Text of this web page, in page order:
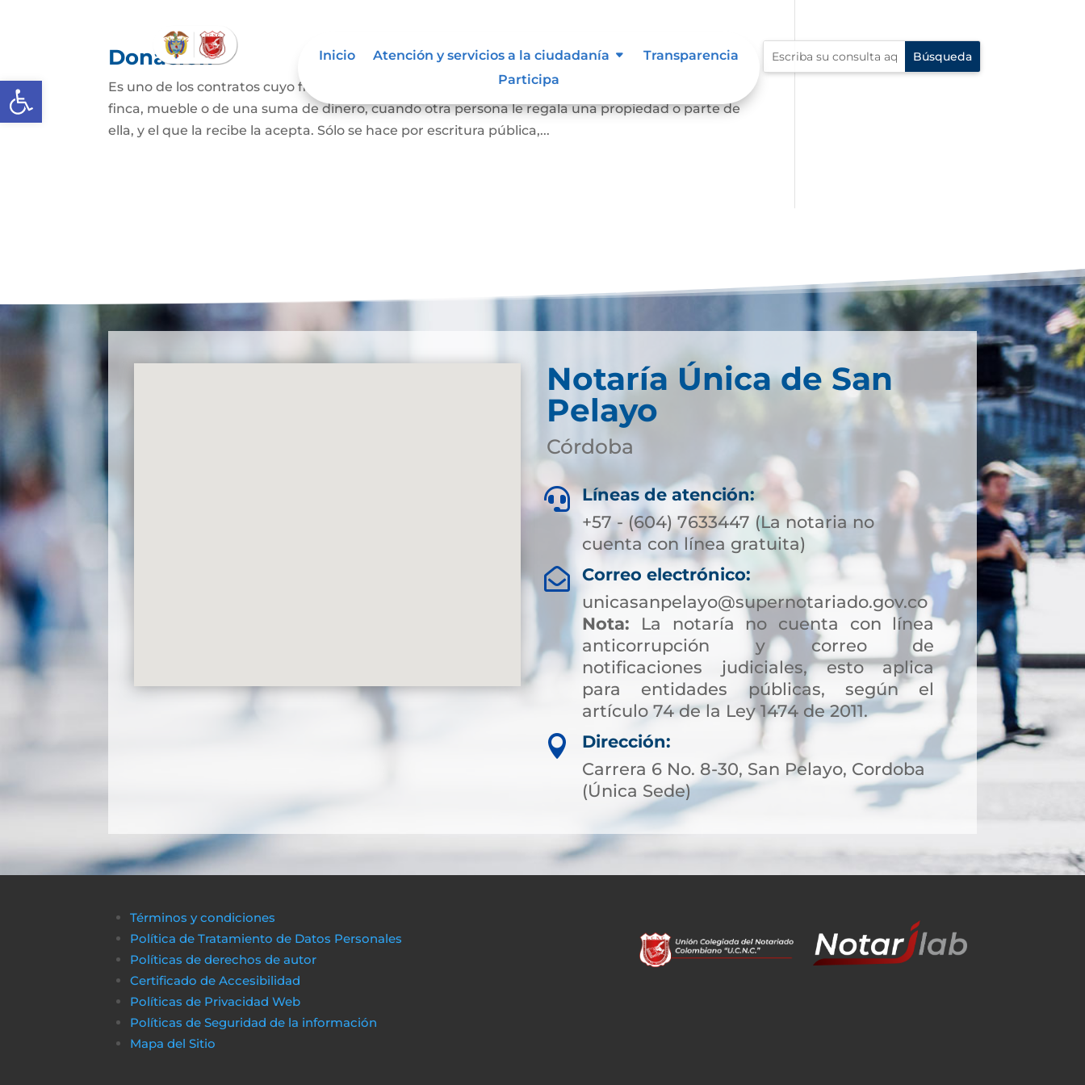
Abrir barra de herramientas
Inicio Atención y servicios a la ciudadanía
Transparencia
Participa
Donación
Es uno de los contratos cuyo fin es que una persona se convierta en dueña de una vivienda, lote,
finca, mueble o de una suma de dinero, cuando otra persona le regala una propiedad o parte de
ella, y el que la recibe la acepta. Sólo se hace por escritura pública,...
Notaría Única de San
Pelayo
Córdoba
 Líneas de atención:
+57 - (604) 7633447 (La notaria no
cuenta con línea gratuita)

Correo electrónico:
unicasanpelayo@supernotariado.gov.co
Nota: La notaría no cuenta con línea
anticorrupción y correo de
notificaciones judiciales, esto aplica
para entidades públicas, según el
artículo 74 de la Ley 1474 de 2011.

Dirección:
Carrera 6 No. 8-30, San Pelayo, Cordoba
(Única Sede)
Términos y condiciones
Política de Tratamiento de Datos Personales
Políticas de derechos de autor
Certificado de Accesibilidad
Políticas de Privacidad Web
Políticas de Seguridad de la información
Mapa del Sitio